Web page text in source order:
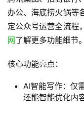
办公、海底捞火锅等
定公众号运营全流程
网了解更多功能细节。
核心功能亮点：
AI智能写作：仅
还能智能优化内